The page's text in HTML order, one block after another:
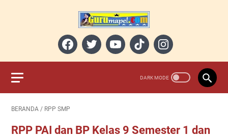
BERANDA / RPP SMP
RPP PAI dan BP Kelas 9 Semester 1 dan